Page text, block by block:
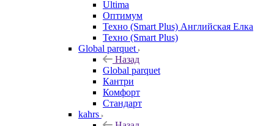
Ultima
Оптимум
Техно (Smart Plus) Английская Елка
Техно (Smart Plus)
Global parquet
Назад
Global parquet
Кантри
Комфорт
Стандарт
kahrs